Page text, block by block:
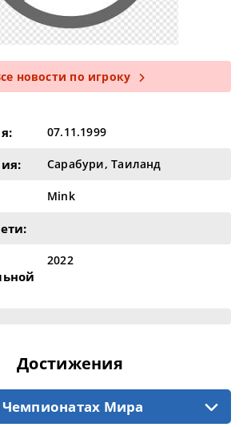
новости по игроку
07.11.1999
Сарабури, Таиланд
Mink
2022
Достижения
Мира